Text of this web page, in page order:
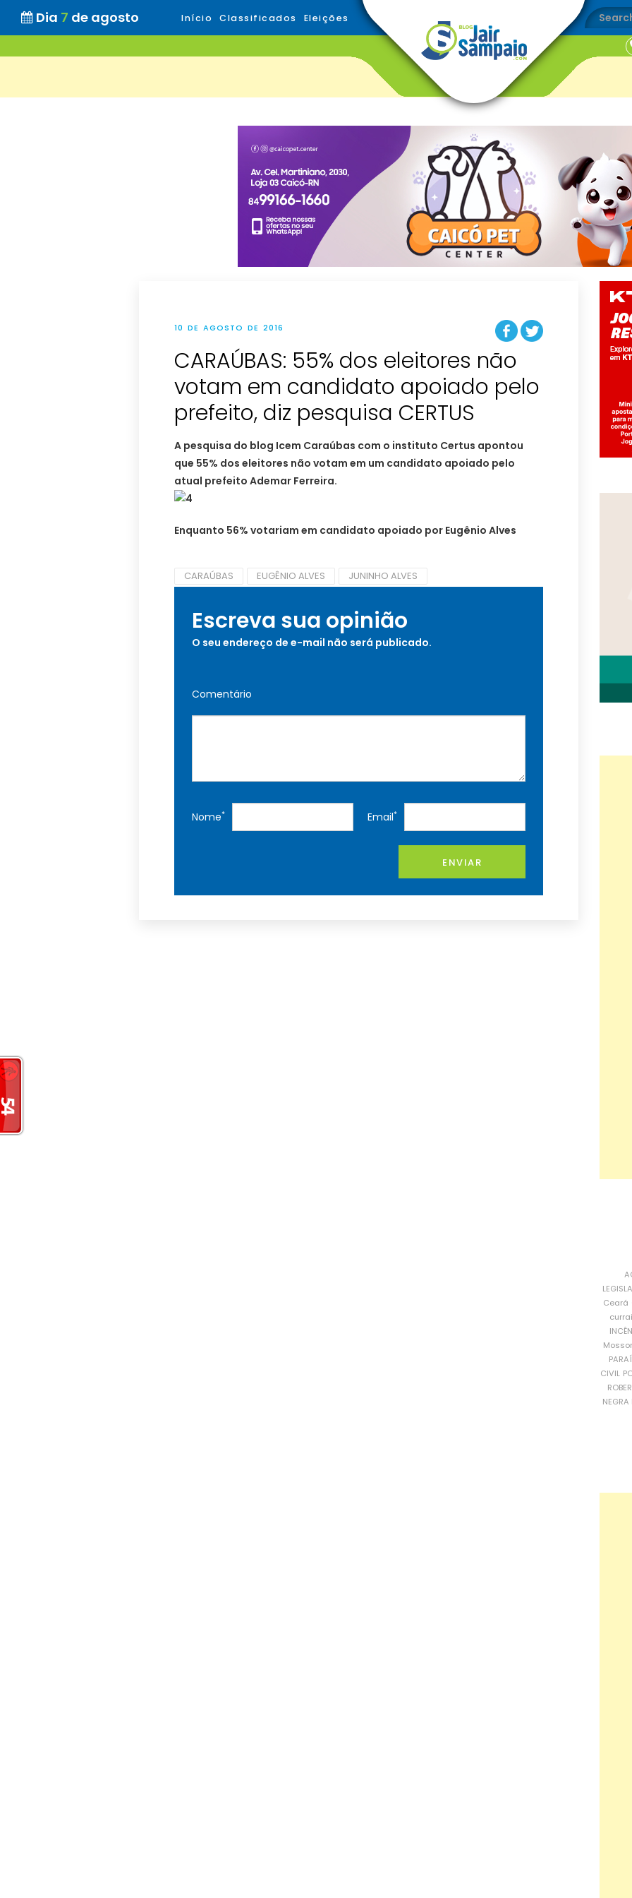
Dia 7 de agosto Início Classificados Eleições
10 DE AGOSTO DE 2016
CARAÚBAS: 55% dos eleitores não
votam em candidato apoiado pelo
prefeito, diz pesquisa CERTUS
A pesquisa do blog Icem Caraúbas com o instituto Certus apontou
que 55% dos eleitores não votam em um candidato apoiado pelo
atual prefeito Ademar Ferreira.
Enquanto 56% votariam em candidato apoiado por Eugênio Alves
CARAÚBAS EUGÊNIO ALVES JUNINHO ALVES
Escreva sua opinião
O seu endereço de e-mail não será publicado.
Comentário
Nome* Email*
ENVIAR
Ceará
CIVIL
NEGRA